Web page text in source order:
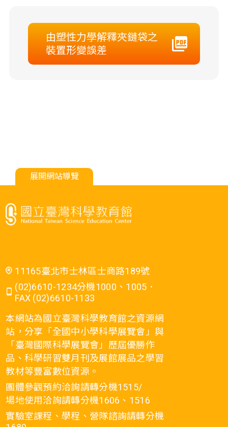
由塑性力學解釋夾鏈袋之
裝置形變誤差
展開網站導覽
11165臺北市士林區士商路189號
(02)6610-1234分機1000、1005．
FAX (02)6610-1133
本網站為國立臺灣科學教育館之資源網
站，分享「全國中小學科學展覽會」與
「臺灣國際科學展覽會」歷屆優勝作
品、科學研習雙月刊及展館展品之學習
教材等豐富數位資源。
團體參觀預約洽詢請轉分機1515/
場地使用洽詢請轉分機1606、1516
實驗室課程、學程、營隊諮詢請轉分機